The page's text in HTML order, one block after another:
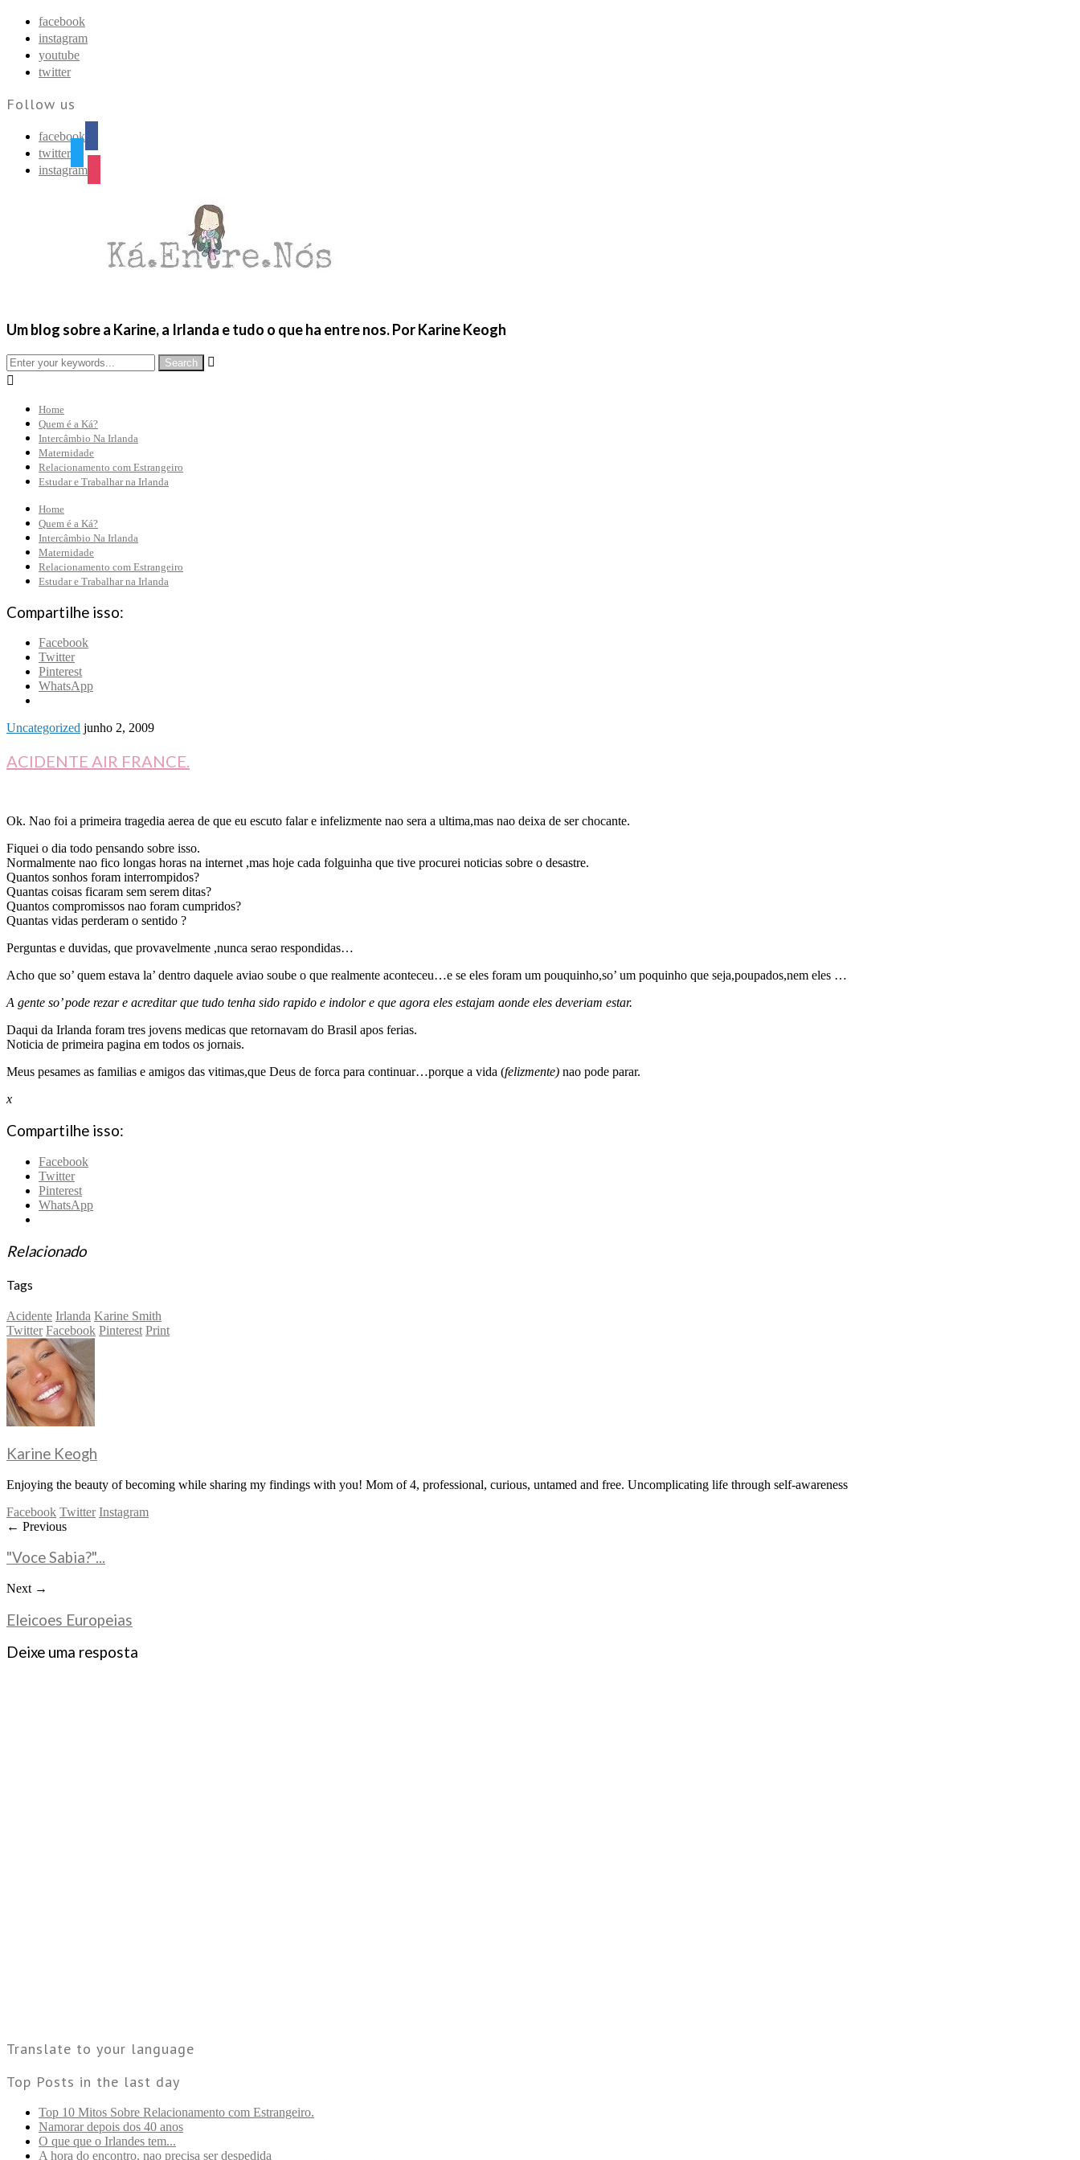
facebook
instagram
youtube
twitter
Follow us
facebook
twitter
instagram
Um blog sobre a Karine, a Irlanda e tudo o que ha entre nos. Por Karine Keogh


Home
Quem é a Ká?
Intercâmbio Na Irlanda
Maternidade
Relacionamento com Estrangeiro
Estudar e Trabalhar na Irlanda
Home
Quem é a Ká?
Intercâmbio Na Irlanda
Maternidade
Relacionamento com Estrangeiro
Estudar e Trabalhar na Irlanda
Compartilhe isso:
Facebook
Twitter
Pinterest
WhatsApp
Uncategorized junho 2, 2009
ACIDENTE AIR FRANCE.
Ok. Nao foi a primeira tragedia aerea de que eu escuto falar e infelizmente nao sera a ultima,mas nao deixa de ser chocante.
Fiquei o dia todo pensando sobre isso.
Normalmente nao fico longas horas na internet ,mas hoje cada folguinha que tive procurei noticias sobre o desastre.
Quantos sonhos foram interrompidos?
Quantas coisas ficaram sem serem ditas?
Quantos compromissos nao foram cumpridos?
Quantas vidas perderam o sentido ?
Perguntas e duvidas, que provavelmente ,nunca serao respondidas…
Acho que so’ quem estava la’ dentro daquele aviao soube o que realmente aconteceu…e se eles foram um pouquinho,so’ um poquinho que seja,poupados,nem eles …
A gente so’ pode rezar e acreditar que tudo tenha sido rapido e indolor e que agora eles estajam aonde eles deveriam estar.
Daqui da Irlanda foram tres jovens medicas que retornavam do Brasil apos ferias.
Noticia de primeira pagina em todos os jornais.
Meus pesames as familias e amigos das vitimas,que Deus de forca para continuar…porque a vida (felizmente) nao pode parar.
x
Compartilhe isso:
Facebook
Twitter
Pinterest
WhatsApp
Relacionado
Tags
Acidente Irlanda Karine Smith
Twitter Facebook Pinterest Print
Karine Keogh
Enjoying the beauty of becoming while sharing my findings with you! Mom of 4, professional, curious, untamed and free. Uncomplicating life through self-awareness
Facebook Twitter Instagram
← Previous
"Voce Sabia?"...
Next →
Eleicoes Europeias
Deixe uma resposta
Translate to your language
Top Posts in the last day
Top 10 Mitos Sobre Relacionamento com Estrangeiro.
Namorar depois dos 40 anos
O que que o Irlandes tem...
A hora do encontro, nao precisa ser despedida